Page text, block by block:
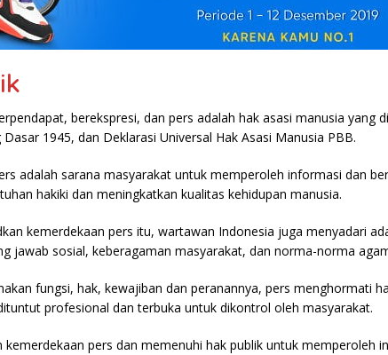
berekspresi, dan pers adalah hak asasi manusia yang
1945, dan Deklarasi Universal Hak Asasi Manusia PBB.
adalah sarana masyarakat untuk memperoleh informasi dan
hakiki dan meningkatkan kualitas kehidupan manusia.
kemerdekaan pers itu, wartawan Indonesia juga menyadari
jawab sosial, keberagaman masyarakat, dan norma-norma
fungsi, hak, kewajiban dan peranannya, pers menghormati
profesional dan terbuka untuk dikontrol oleh masyarakat.
kemerdekaan pers dan memenuhi hak publik untuk memperoleh